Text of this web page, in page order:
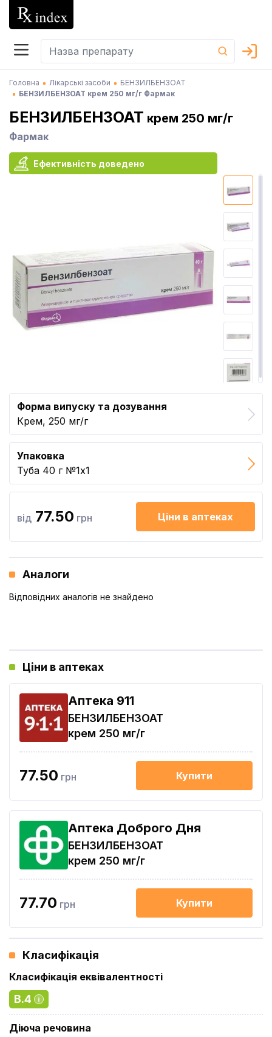
Головна Лікарські засоби
БЕНЗИЛБЕНЗОАТ
БЕНЗИЛБЕНЗОАТ крем 250 мг/г Фармак
БЕНЗИЛБЕНЗОАТ крем 250 мг/г
Фармак
Ефективність доведено
Форма випуску та дозування
Крем, 250 мг/г
Упаковка
Туба 40 г №1x1
від 77.50 грн Ціни в аптеках
Аналоги
Відповідних аналогів не знайдено
Ціни в аптеках
Aптека 911
БЕНЗИЛБЕНЗОАТ
крем 250 мг/г
77.50 грн Купити
Аптека Доброго Дня
БЕНЗИЛБЕНЗОАТ
крем 250 мг/г
77.70 грн Купити
Класифікація
Класифікація еквівалентності
B.4
Діюча речовина